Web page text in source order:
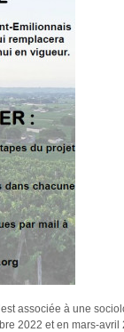
associée à une
2022 et en mars-avril